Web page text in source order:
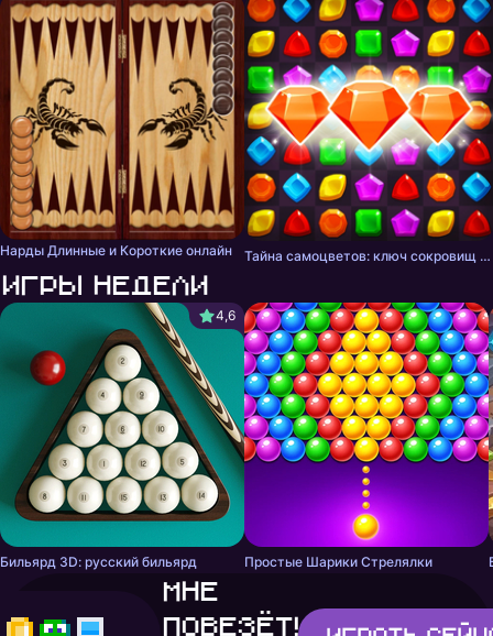
Нарды Длинные и Короткие онлайн Тайна самоцветов: ключ сокровищ - три в ряд
Игры недели
4,6
Бильярд 3D: русский бильярд Простые Шарики Стрелялки
Мне
повезёт!